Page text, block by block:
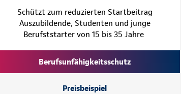
Schützt zum reduzierten Startbeitrag
Auszubildende, Studenten und junge
Berufststarter von 15 bis 35 Jahre
Berufsunfähigkeitsschutz
Preisbeispiel